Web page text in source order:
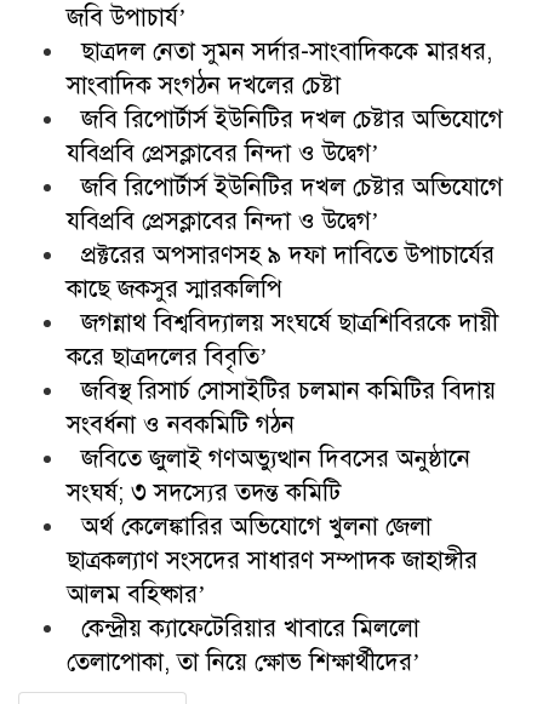
জবি উপাচার্য’
ছাত্রদল নেতা সুমন সর্দার-সাংবাদিককে মারধর,
সাংবাদিক সংগঠন দখলের চেষ্টা
জবি রিপোর্টার্স ইউনিটির দখল চেষ্টার অভিযোগে
যবিপ্রবি প্রেসক্লাবের নিন্দা ও উদ্বেগ’
জবি রিপোর্টার্স ইউনিটির দখল চেষ্টার অভিযোগে
যবিপ্রবি প্রেসক্লাবের নিন্দা ও উদ্বেগ’
প্রক্টরের অপসারণসহ ৯ দফা দাবিতে উপাচার্যের
কাছে জকসুর স্মারকলিপি
জগন্নাথ বিশ্ববিদ্যালয় সংঘর্ষে ছাত্রশিবিরকে দায়ী
করে ছাত্রদলের বিবৃতি’
জবিস্থ রিসার্চ সোসাইটির চলমান কমিটির বিদায়
সংবর্ধনা ও নবকমিটি গঠন
জবিতে জুলাই গণঅভ্যুত্থান দিবসের অনুষ্ঠানে
সংঘর্ষ; ৩ সদস্যের তদন্ত কমিটি
অর্থ কেলেঙ্কারির অভিযোগে খুলনা জেলা
ছাত্রকল্যাণ সংসদের সাধারণ সম্পাদক জাহাঙ্গীর
আলম বহিষ্কার’
কেন্দ্রীয় ক্যাফেটেরিয়ার খাবারে মিললো
তেলাপোকা, তা নিয়ে ক্ষোভ শিক্ষার্থীদের’